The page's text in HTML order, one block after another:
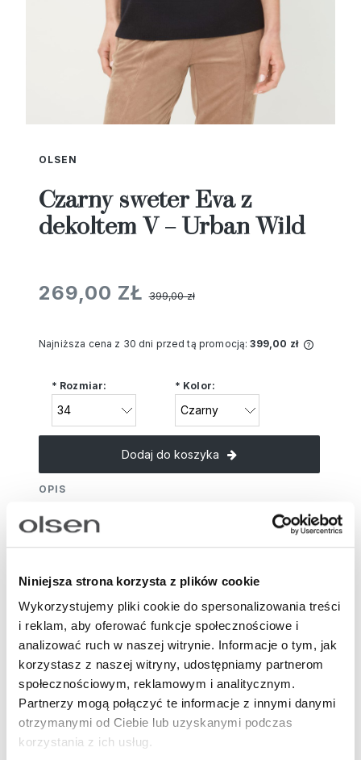
Niniejsza strona korzysta z plików cookie
Wykorzystujemy pliki cookie do spersonalizowania treści
i reklam, aby oferować funkcje społecznościowe i
analizować ruch w naszej witrynie. Informacje o tym, jak
korzystasz z naszej witryny, udostępniamy partnerom
społecznościowym, reklamowym i analitycznym.
Partnerzy mogą połączyć te informacje z innymi danymi
otrzymanymi od Ciebie lub uzyskanymi podczas
korzystania z ich usług.
OLSEN
Czarny sweter Eva z
dekoltem V – Urban Wild
269,00 ZŁ 399,00 zł
Najniższa cena z 30 dni przed tą promocją:399,00 zł
* Rozmiar: * Kolor:
Dodaj do koszyka
OPIS
Klasyczny czarny sweter z dekoltem w kształcie
litery V to ponadczasowy basic, który doskonale
w składzie, o prostym kroju, z długimi rękawami z
wykończeniem dołu oraz mankietów elastycznym
ściągaczem. Możesz zestawić go z marynarką i
spodniami w kant na spotkanie, nosić z jeansami i
balerinami na co dzień lub założyć do ołówkowej
spódnicy i botków, aby stworzyć elegancki, a
zarazem wygodny look.
Długość: 62 cm
Skład: 50% wiskoza, 27% poliamid, 23%